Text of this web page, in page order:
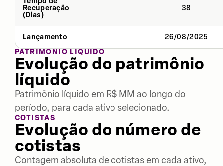
Recuperação
(Dias)
38
Lançamento
26/08/2025
PATRIMÔNIO LÍQUIDO
Evolução do patrimônio
líquido
Patrimônio líquido em R$ MM ao longo do
período, para cada ativo selecionado.
COTISTAS
Evolução do número de
cotistas
Contagem absoluta de cotistas em cada ativo,